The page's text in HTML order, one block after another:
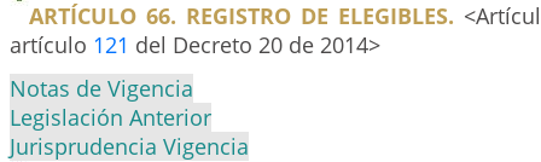
ARTÍCULO 66. REGISTRO DE ELEGIBLES.
artículo 121 del Decreto 20 de 2014>
Notas de Vigencia
Legislación Anterior
Jurisprudencia Vigencia